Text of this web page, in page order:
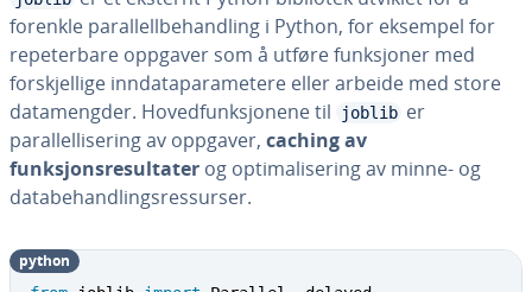
forenkle parallellbehandling i Python, for eksempel for
repeterbare oppgaver som å utføre funksjoner med
forskjellige inndataparametere eller arbeide med store
datamengder. Hovedfunksjonene til
joblib er
parallellisering av oppgaver, caching av
funksjonsresultater og optimalisering av minne- og
databehandlingsressurser.
python